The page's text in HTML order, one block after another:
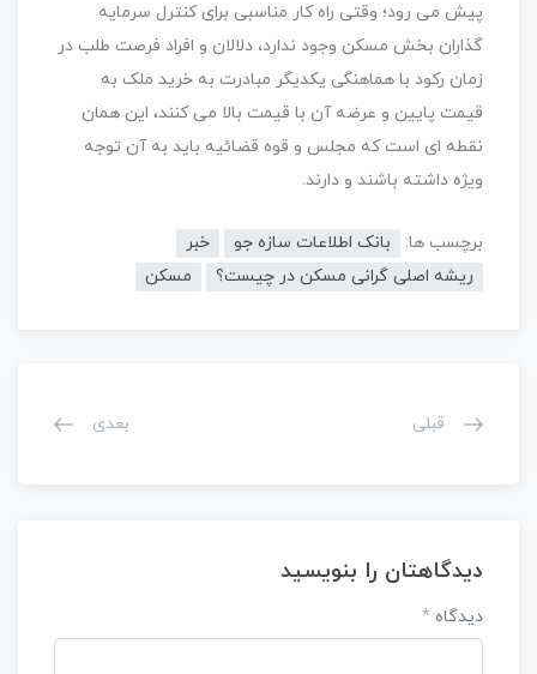
پیش می ‌رود؛ وقتی راه کار مناسبی برای کنترل سرمایه
گذاران بخش مسکن وجود ندارد، دلالان و افراد فرصت طلب در
زمان رکود ‌با هماهنگی یکدیگر مبادرت به خرید ملک به
قیمت پایین و عرضه آن با قیمت بالا می کنند، این همان
نقطه ای است که ‌مجلس و قوه قضائیه باید به آن توجه
ویژه داشته باشند و دارند. ‌
برچسب ها: بانک اطلاعات سازه جو
خبر
ریشه اصلی ‌گرانی مسکن در چیست؟
مسکن
قبلی بعدی
دیدگاهتان را بنویسید
دیدگاه *